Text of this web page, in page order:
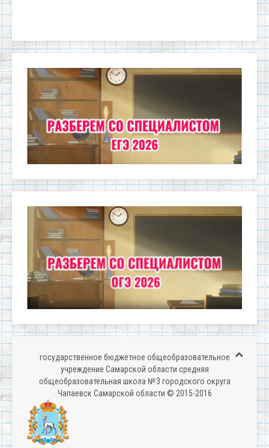
государственное бюджетное общеобразовательное
учреждение Самарской области средняя
общеобразовательная школа № 3 городского округа
Чапаевск Самарской области © 2015-2016